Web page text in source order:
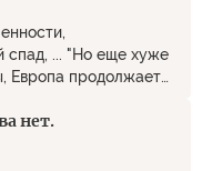
спад, ... "Но еще хуже
Европа продолжает
Пусть вам
нет.